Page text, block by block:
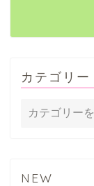
カテゴリー
NEW